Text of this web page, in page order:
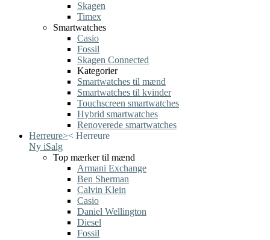
Skagen
Timex
Smartwatches
Casio
Fossil
Skagen Connected
Kategorier
Smartwatches til mænd
Smartwatches til kvinder
Touchscreen smartwatches
Hybrid smartwatches
Renoverede smartwatches
Herreure>< Herreure
Ny iSalg
Top mærker til mænd
Armani Exchange
Ben Sherman
Calvin Klein
Casio
Daniel Wellington
Diesel
Fossil